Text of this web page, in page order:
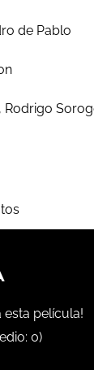
de Pablo
Rodrigo
esta película!
0)